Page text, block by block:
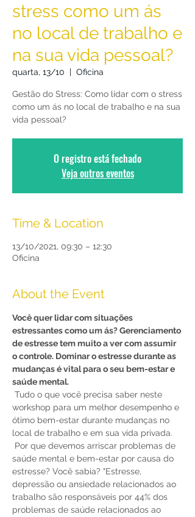
stress como um ás
no local de trabalho e
na sua vida pessoal?
quarta, 13/10
  |
Oficina
Gestão do Stress: Como lidar com o stress
como um ás no local de trabalho e na sua
vida pessoal?
O registro está fechado
Veja outros eventos
Time & Location
13/10/2021, 09:30 – 12:30
Oficina
About the Event
Você quer lidar com situações
estressantes como um ás? Gerenciamento
de estresse tem muito a ver com assumir
o controle. Dominar o estresse durante as
mudanças é vital para o seu bem-estar e
saúde mental.
workshop para um melhor desempenho e
ótimo bem-estar durante mudanças no
local de trabalho e em sua vida privada.
saúde mental e bem-estar por causa do
estresse? Você sabia? "Estresse,
depressão ou ansiedade relacionados ao
trabalho são responsáveis por 44% dos
problemas de saúde relacionados ao